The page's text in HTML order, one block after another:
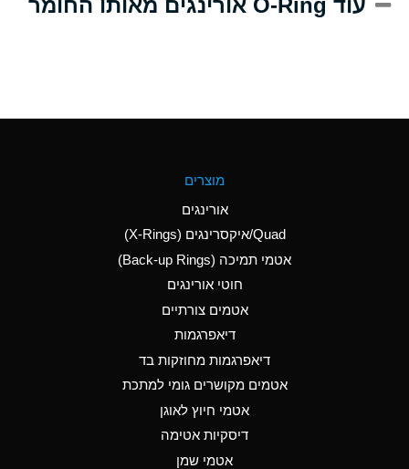
(Aqueous)
Aluminum Nitrate
(Aqueous)
Aluminum Phosphate
Ammonia Anhydrous
C
Ammonia Gas (cold)
A
Ammonia Gas (hot)
מוצרים
אורינגים
Quad/איקסרינגים (X-Rings)
אטמי תמיכה (Back-up Rings)
חוטי אורינגים
אטמים צורתיים
דיאפרגמות
דיאפרגמות מחוזקות בד
אטמים מקושרים גומי למתכת
אטמי חיוץ לאוגן
דיסקיות אטימה
אטמי שמן